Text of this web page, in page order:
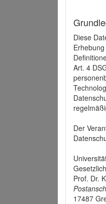
Diese
Art. 4
Der
Prof. Dr.
17487